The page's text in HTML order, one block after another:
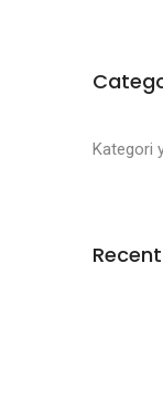
Kategori